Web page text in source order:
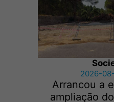
2026-
Arrancou a
ampliação